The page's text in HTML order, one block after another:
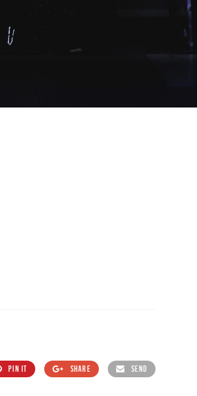
PIN IT SHARE SEND